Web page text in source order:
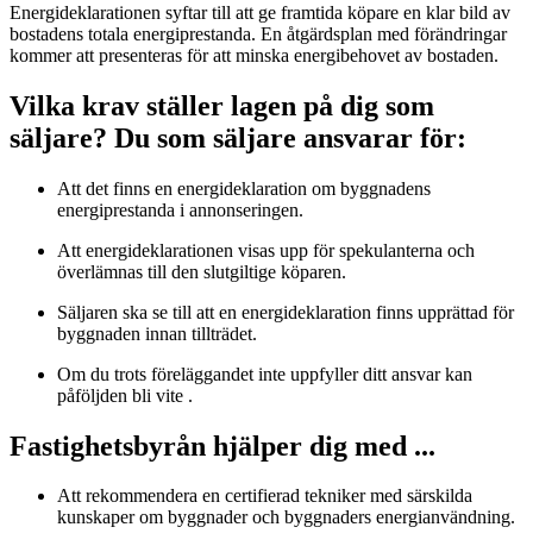
Energideklarationen syftar till att ge framtida köpare en klar bild av
bostadens totala energiprestanda. En åtgärdsplan med förändringar
kommer att presenteras för att minska energibehovet av bostaden.
Vilka krav ställer lagen på dig som
säljare? Du som säljare ansvarar för:
Att det finns en energideklaration om byggnadens
energiprestanda i annonseringen.
Att energideklarationen visas upp för spekulanterna och
överlämnas till den slutgiltige köparen.
Säljaren ska se till att en energideklaration finns upprättad för
byggnaden innan tillträdet.
Om du trots föreläggandet inte uppfyller ditt ansvar kan
påföljden bli vite .
Fastighetsbyrån hjälper dig med ...
Att rekommendera en certifierad tekniker med särskilda
kunskaper om byggnader och byggnaders energianvändning.